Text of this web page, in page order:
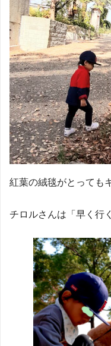
紅葉の絨毯がとっても
チロルさんは「早く行